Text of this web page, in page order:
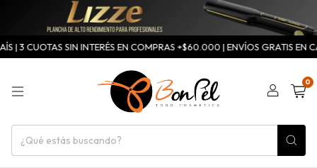
| 3 CUOTAS SIN INTERÉS EN COMPRAS +$60.000 | ENVÍOS GRATIS EN
0